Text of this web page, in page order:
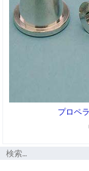
プロペ